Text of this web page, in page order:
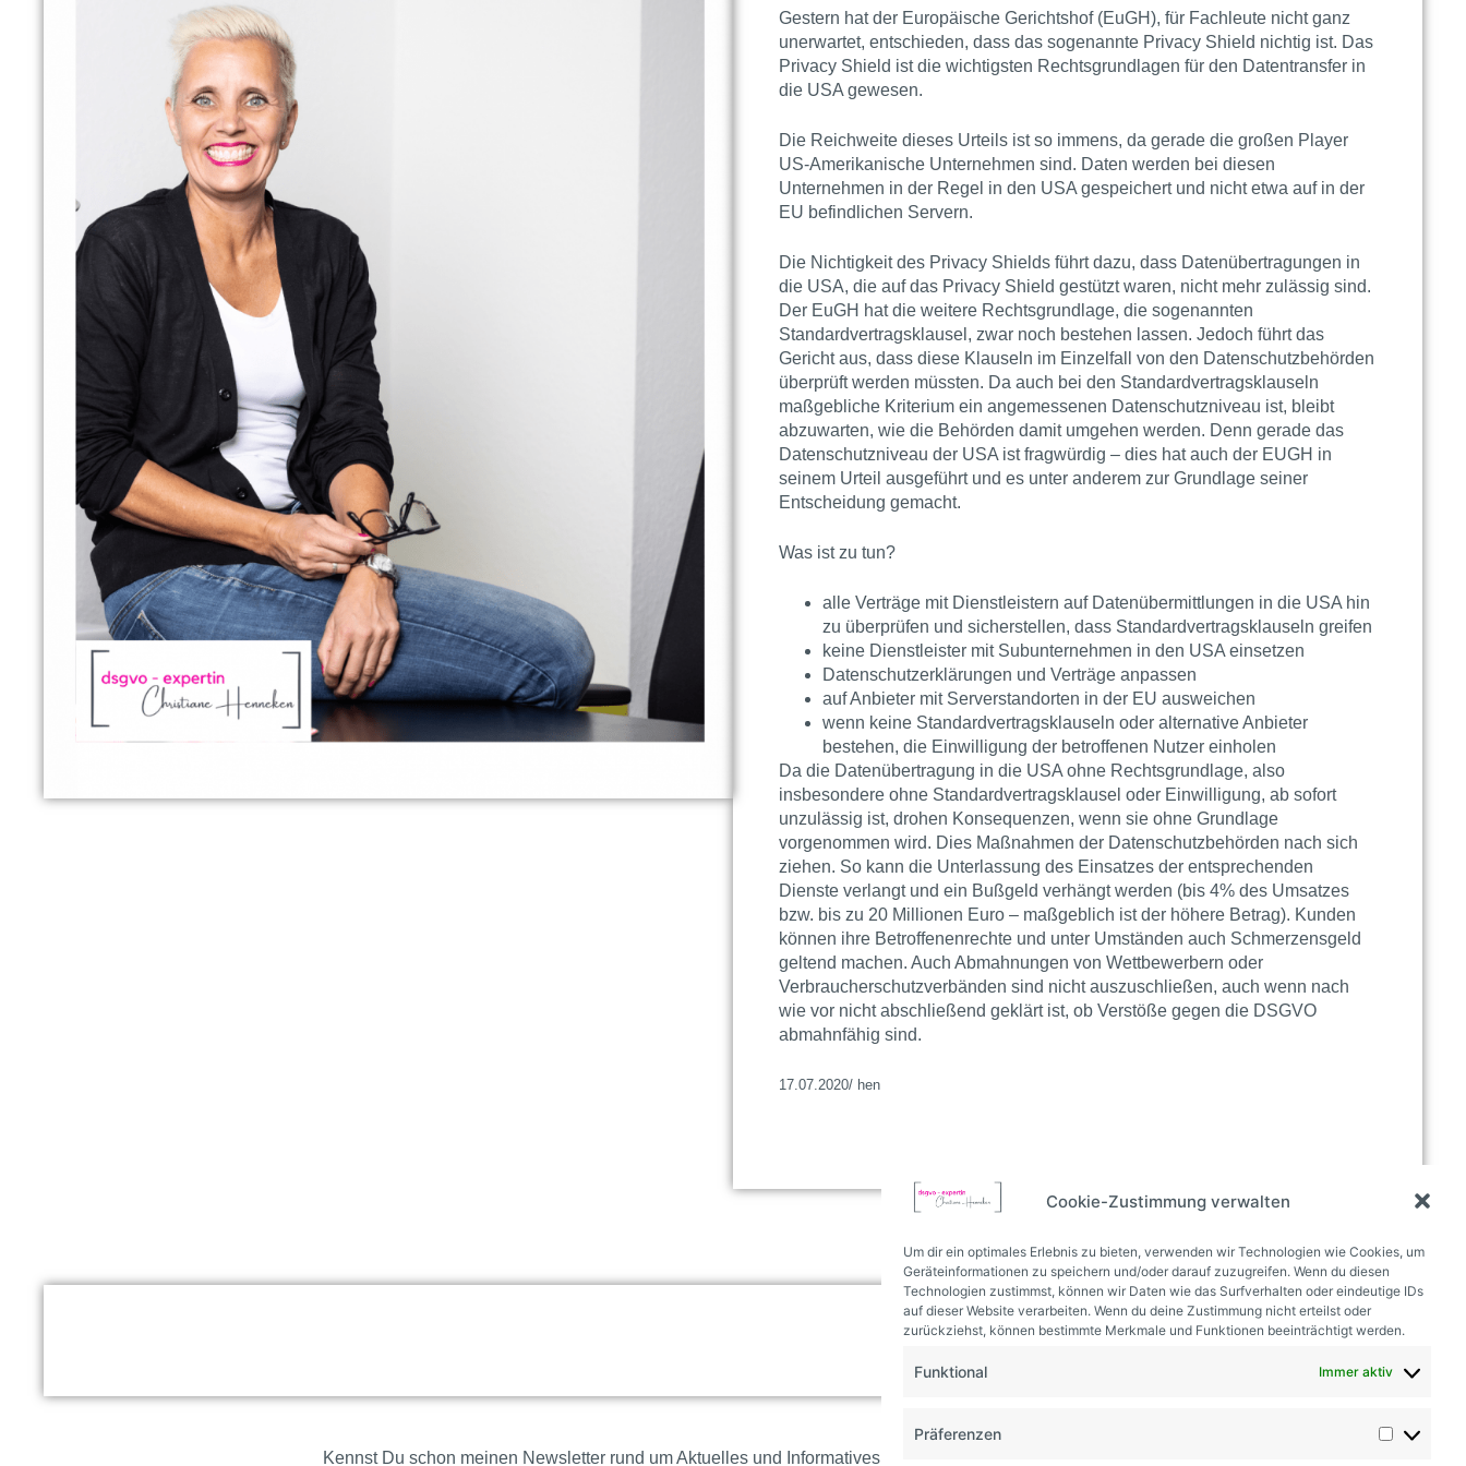
Cookie-Zustimmung verwalten
Um dir ein optimales Erlebnis zu bieten, verwenden wir Technologien wie Cookies, um
Geräteinformationen zu speichern und/oder darauf zuzugreifen. Wenn du diesen
Technologien zustimmst, können wir Daten wie das Surfverhalten oder eindeutige IDs
auf dieser Website verarbeiten. Wenn du deine Zustimmung nicht erteilst oder
zurückziehst, können bestimmte Merkmale und Funktionen beeinträchtigt werden.
Funktional Immer aktiv
Präferenzen
Gestern hat der Europäische Gerichtshof (EuGH), für Fachleute nicht ganz
unerwartet, entschieden, dass das sogenannte Privacy Shield nichtig ist. Das
Privacy Shield ist die wichtigsten Rechtsgrundlagen für den Datentransfer in
die USA gewesen.
Die Reichweite dieses Urteils ist so immens, da gerade die großen Player
US-Amerikanische Unternehmen sind. Daten werden bei diesen
Unternehmen in der Regel in den USA gespeichert und nicht etwa auf in der
EU befindlichen Servern.
Die Nichtigkeit des Privacy Shields führt dazu, dass Datenübertragungen in
die USA, die auf das Privacy Shield gestützt waren, nicht mehr zulässig sind.
Der EuGH hat die weitere Rechtsgrundlage, die sogenannten
Standardvertragsklausel, zwar noch bestehen lassen. Jedoch führt das
Gericht aus, dass diese Klauseln im Einzelfall von den Datenschutzbehörden
überprüft werden müssten. Da auch bei den Standardvertragsklauseln
maßgebliche Kriterium ein angemessenen Datenschutzniveau ist, bleibt
abzuwarten, wie die Behörden damit umgehen werden. Denn gerade das
Datenschutzniveau der USA ist fragwürdig – dies hat auch der EUGH in
seinem Urteil ausgeführt und es unter anderem zur Grundlage seiner
Entscheidung gemacht.
Was ist zu tun?
alle Verträge mit Dienstleistern auf Datenübermittlungen in die USA hin
zu überprüfen und sicherstellen, dass Standardvertragsklauseln greifen
keine Dienstleister mit Subunternehmen in den USA einsetzen
Datenschutzerklärungen und Verträge anpassen
auf Anbieter mit Serverstandorten in der EU ausweichen
wenn keine Standardvertragsklauseln oder alternative Anbieter
bestehen, die Einwilligung der betroffenen Nutzer einholen
Da die Datenübertragung in die USA ohne Rechtsgrundlage, also
insbesondere ohne Standardvertragsklausel oder Einwilligung, ab sofort
unzulässig ist, drohen Konsequenzen, wenn sie ohne Grundlage
vorgenommen wird. Dies Maßnahmen der Datenschutzbehörden nach sich
ziehen. So kann die Unterlassung des Einsatzes der entsprechenden
Dienste verlangt und ein Bußgeld verhängt werden (bis 4% des Umsatzes
bzw. bis zu 20 Millionen Euro – maßgeblich ist der höhere Betrag). Kunden
können ihre Betroffenenrechte und unter Umständen auch Schmerzensgeld
geltend machen. Auch Abmahnungen von Wettbewerbern oder
Verbraucherschutzverbänden sind nicht auszuschließen, auch wenn nach
wie vor nicht abschließend geklärt ist, ob Verstöße gegen die DSGVO
abmahnfähig sind.
17.07.2020/ hen
nächster Beitrag
Kennst Du schon meinen Newsletter rund um Aktuelles und Informatives aus der Welt des Datenschutzes?